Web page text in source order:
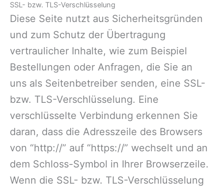
SSL- bzw. TLS-Verschlüsselung
Diese Seite nutzt aus Sicherheitsgründen
und zum Schutz der Übertragung
vertraulicher Inhalte, wie zum Beispiel
Bestellungen oder Anfragen, die Sie an
uns als Seitenbetreiber senden, eine SSL-
bzw. TLS-Verschlüsselung. Eine
verschlüsselte Verbindung erkennen Sie
daran, dass die Adresszeile des Browsers
von “http://” auf “https://” wechselt und an
dem Schloss-Symbol in Ihrer Browserzeile.
Wenn die SSL- bzw. TLS-Verschlüsselung